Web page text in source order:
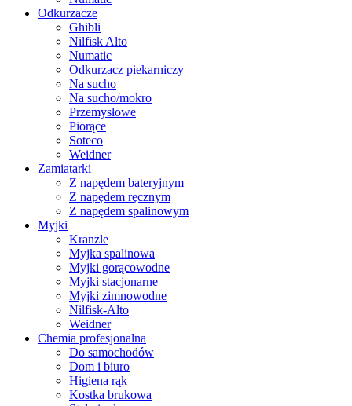
Odkurzacze
Ghibli
Nilfisk Alto
Numatic
Odkurzacz piekarniczy
Na sucho
Na sucho/mokro
Przemysłowe
Piorące
Soteco
Weidner
Zamiatarki
Z napędem bateryjnym
Z napędem ręcznym
Z napędem spalinowym
Myjki
Kranzle
Myjka spalinowa
Myjki gorącowodne
Myjki stacjonarne
Myjki zimnowodne
Nilfisk-Alto
Weidner
Chemia profesjonalna
Do samochodów
Dom i biuro
Higiena rąk
Kostka brukowa